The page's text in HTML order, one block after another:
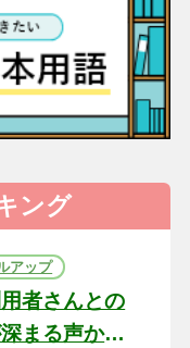
ング
アップ
者さんとの
まる声かけ